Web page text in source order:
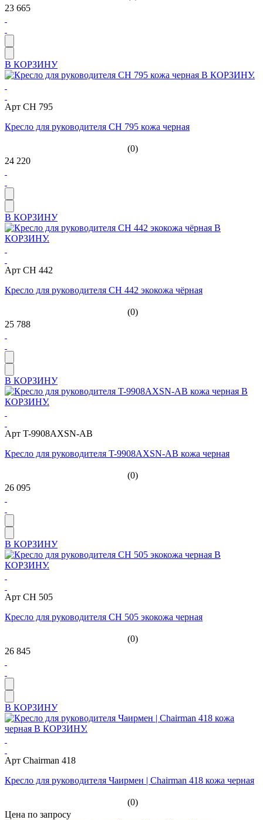
23 665
В КОРЗИНУ
Арт CH 795
Кресло для руководителя CH 795 кожа черная
(0)
24 220
В КОРЗИНУ
Арт CH 442
Кресло для руководителя CH 442 экокожа чёрная
(0)
25 788
В КОРЗИНУ
Арт T-9908AXSN-AB
Кресло для руководителя T-9908AXSN-AB кожа черная
(0)
26 095
В КОРЗИНУ
Арт СН 505
Кресло для руководителя СН 505 экокожа черная
(0)
26 845
В КОРЗИНУ
Арт Chairman 418
Кресло для руководителя Чаирмен | Chairman 418 кожа черная
(0)
Цена по запросу